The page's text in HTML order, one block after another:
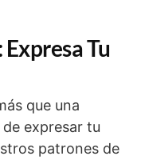
Tu
que una
expresar tu
patrones de